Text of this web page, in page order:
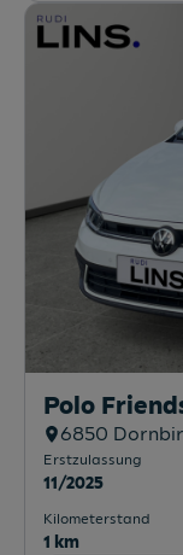
Polo
6850
Erstzulassung
11/2025
Kilometerstand
1 km